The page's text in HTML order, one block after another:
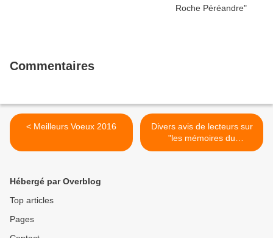
Commentaires
< Meilleurs Voeux 2016
Divers avis de lecteurs sur
"les mémoires du
Galaxytime" >
Hébergé par Overblog
Top articles
Pages